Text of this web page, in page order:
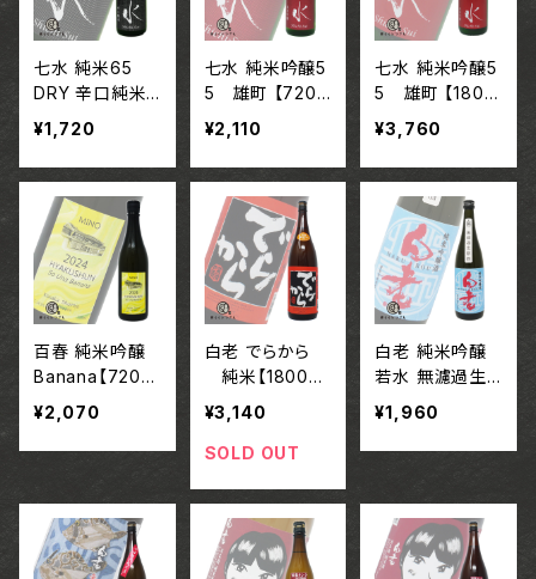
七水 純米65
DRY 辛口純米
【720ml】 / 栃木
株式会社虎屋本
店
¥1,720
七水 純米吟醸5
5 雄町 【720m
l】 / 栃木 株式会
社虎屋本店
¥2,110
七水 純米吟醸5
5 雄町 【1800
ml】 / 栃木 株式
会社虎屋本店
¥3,760
百春 純米吟醸
Banana【720m
l】/ 岐阜 小坂酒
造場
¥2,070
白老 でらから
純米【1800m
l】/ 愛知 澤田酒
造株式会社
¥3,140
SOLD OUT
白老 純米吟醸
若水 無濾過生
原酒 / 愛知 澤
田酒造株式会社
¥1,960